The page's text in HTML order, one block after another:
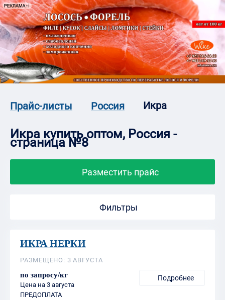
Прайс-листы Россия Икра
Икра купить оптом, Россия -
cтраница №8
Разместить прайс
Фильтры
ИКРА НЕРКИ
РАЗМЕЩЕНО: 3 АВГУСТА
по запросу/кг
Цена на 3 августа
ПРЕДОПЛАТА
Подробнее